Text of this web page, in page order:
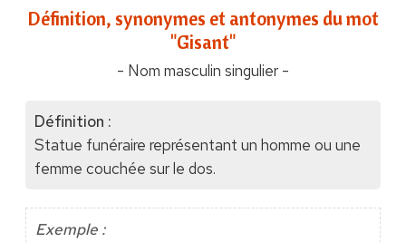
Définition, synonymes et antonymes du mot
"Gisant"
- Nom masculin singulier -
Définition :
Statue funéraire représentant un homme ou une
femme couchée sur le dos.
Exemple :